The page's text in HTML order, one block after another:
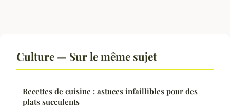
Culture — Sur le même sujet
Recettes de cuisine : astuces infaillibles pour des
plats succulents